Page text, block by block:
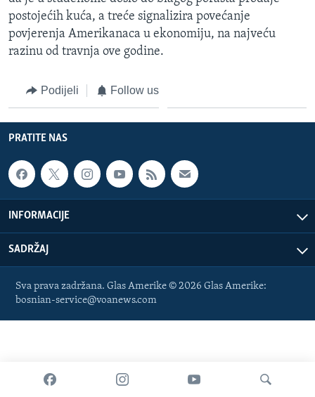
SLOBODA MEDIJA
ŽENSKA STRANA
MAGAZIN
O GLASU AMERIKE
Learning English
postojećih kuća, a treće signalizira povećanje
povjerenja Amerikanaca u ekonomiju, na najveću
razinu od travnja ove godine.
Podijeli Follow us
PRATITE NAS
INFORMACIJE
SADRŽAJ
Sva prava zadržana. Glas Amerike © 2026 Glas Amerike:
bosnian-service@voanews.com